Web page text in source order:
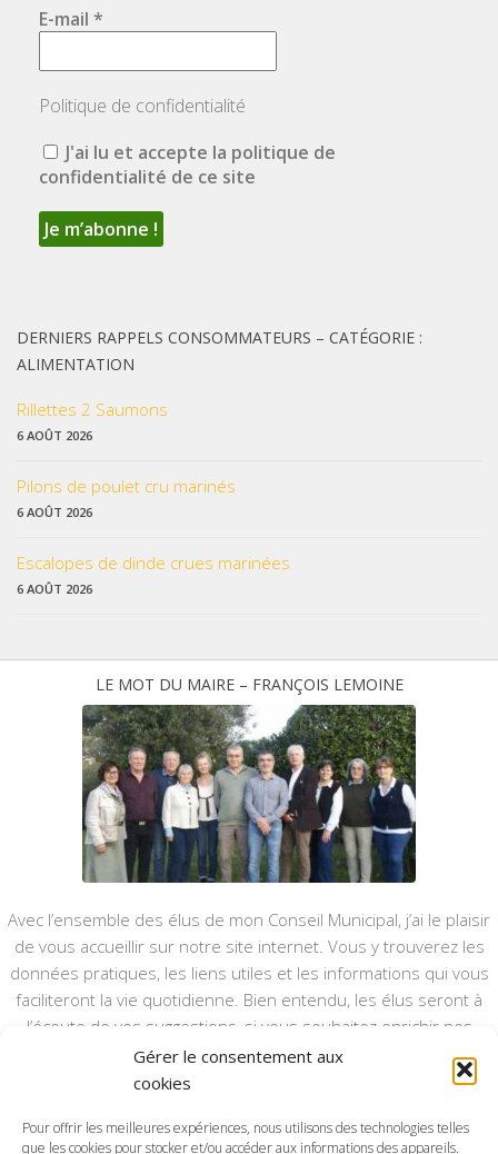
Gérer le consentement aux
cookies
Pour offrir les meilleures expériences, nous utilisons des technologies telles
que les cookies pour stocker et/ou accéder aux informations des appareils.
E-mail *
Politique de confidentialité
J'ai lu et accepte la politique de
confidentialité de ce site
DERNIERS RAPPELS CONSOMMATEURS – CATÉGORIE :
ALIMENTATION
Rillettes 2 Saumons
6 AOÛT 2026
Pilons de poulet cru marinés
6 AOÛT 2026
Escalopes de dinde crues marinées
6 AOÛT 2026
LE MOT DU MAIRE – FRANÇOIS LEMOINE
Avec l’ensemble des élus de mon Conseil Municipal, j’ai le plaisir
de vous accueillir sur notre site internet. Vous y trouverez les
données pratiques, les liens utiles et les informations qui vous
faciliteront la vie quotidienne. Bien entendu, les élus seront à
l’écoute de vos suggestions, si vous souhaitez enrichir nos
rubriques ou nos informations.
Ce type de communication vient en complément du bulletin
annuel, nous le ferons vivre et il sera actualisé pour mieux vous